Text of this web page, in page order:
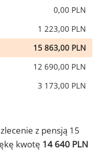
0,00 PLN
1 223,00 PLN
15 863,00 PLN
12 690,00 PLN
3 173,00 PLN
z pensją 15
kwotę 14 640 PLN